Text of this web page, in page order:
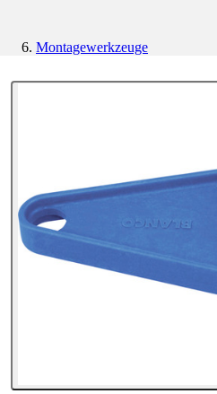
Montagewerkzeuge